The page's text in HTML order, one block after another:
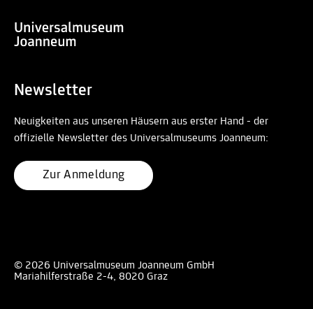
Newsletter
Neuigkeiten aus unseren Häusern aus erster Hand - der
offizielle Newsletter des Universalmuseums Joanneum:
Zur Anmeldung
© 2026 Universalmuseum Joanneum GmbH
Mariahilferstraße 2-4, 8020 Graz